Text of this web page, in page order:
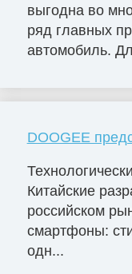
выгодна во
ряд главных
автомобиль.
DOOGEE
Китайские
российском
смартфоны:
одн...